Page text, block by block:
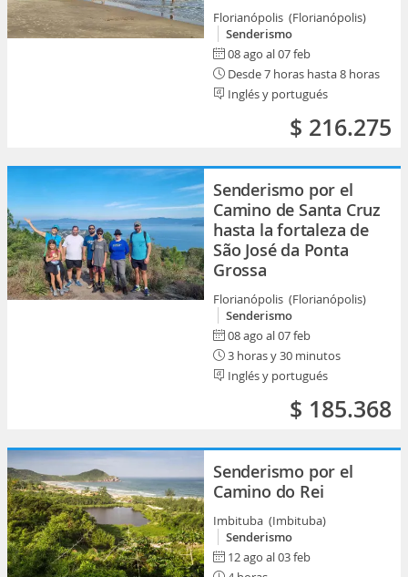
Florianópolis (Florianópolis)
Senderismo
08 ago al 07 feb
Desde 7 horas hasta 8 horas
Inglés y portugués
$ 216.275
Senderismo por el
Camino de Santa Cruz
hasta la fortaleza de
São José da Ponta
Grossa
Florianópolis (Florianópolis)
Senderismo
08 ago al 07 feb
3 horas y 30 minutos
Inglés y portugués
$ 185.368
Senderismo por el
Camino do Rei
Imbituba (Imbituba)
Senderismo
12 ago al 03 feb